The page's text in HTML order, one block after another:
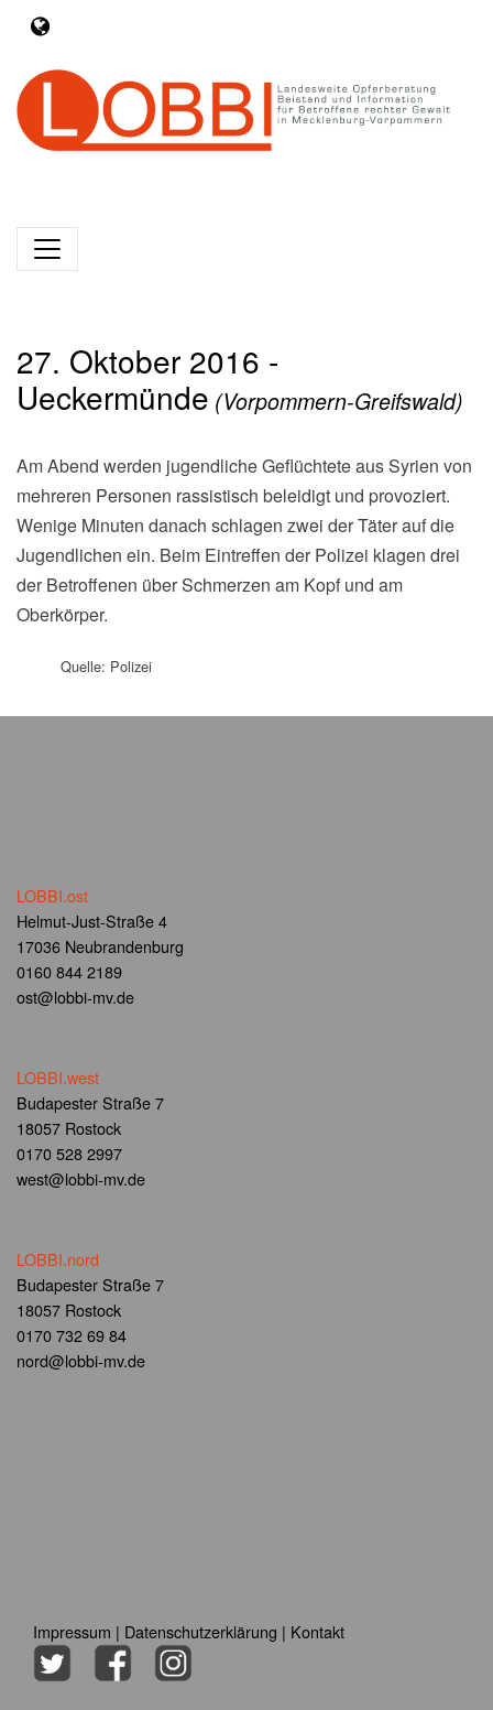
27. Oktober 2016 -
Ueckermünde (Vorpommern-Greifswald)
Am Abend werden jugendliche Geflüchtete aus Syrien von
mehreren Personen rassistisch beleidigt und provoziert.
Wenige Minuten danach schlagen zwei der Täter auf die
Jugendlichen ein. Beim Eintreffen der Polizei klagen drei
der Betroffenen über Schmerzen am Kopf und am
Oberkörper.
Quelle: Polizei
LOBBI.ost
Helmut-Just-Straße 4
17036 Neubrandenburg
0160 844 2189
ost@lobbi-mv.de
LOBBI.west
Budapester Straße 7
18057 Rostock
0170 528 2997
west@lobbi-mv.de
LOBBI.nord
Budapester Straße 7
18057 Rostock
0170 732 69 84
nord@lobbi-mv.de
Impressum | Datenschutzerklärung | Kontakt